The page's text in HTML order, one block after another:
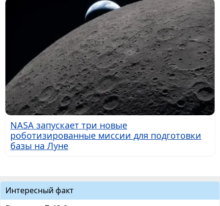
NASA запускает три новые
роботизированные миссии для подготовки
базы на Луне
Интересный факт